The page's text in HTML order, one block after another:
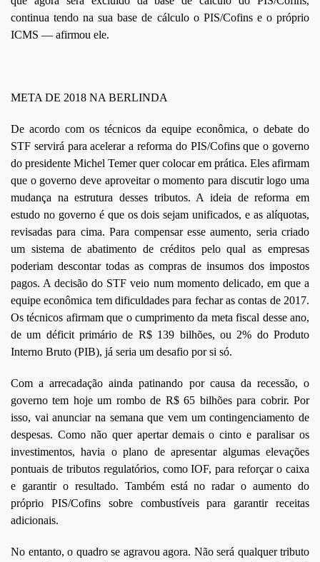
continua tendo na sua base de cálculo o PIS/Cofins e o próprio
ICMS — afirmou ele.
META DE 2018 NA BERLINDA
De acordo com os técnicos da equipe econômica, o debate do
STF servirá para acelerar a reforma do PIS/Cofins que o governo
do presidente Michel Temer quer colocar em prática. Eles afirmam
que o governo deve aproveitar o momento para discutir logo uma
mudança na estrutura desses tributos. A ideia de reforma em
estudo no governo é que os dois sejam unificados, e as alíquotas,
revisadas para cima. Para compensar esse aumento, seria criado
um sistema de abatimento de créditos pelo qual as empresas
poderiam descontar todas as compras de insumos dos impostos
pagos. A decisão do STF veio num momento delicado, em que a
equipe econômica tem dificuldades para fechar as contas de 2017.
Os técnicos afirmam que o cumprimento da meta fiscal desse ano,
de um déficit primário de R$ 139 bilhões, ou 2% do Produto
Interno Bruto (PIB), já seria um desafio por si só.
Com a arrecadação ainda patinando por causa da recessão, o
governo tem hoje um rombo de R$ 65 bilhões para cobrir. Por
isso, vai anunciar na semana que vem um contingenciamento de
despesas. Como não quer apertar demais o cinto e paralisar os
investimentos, havia o plano de apresentar algumas elevações
pontuais de tributos regulatórios, como IOF, para reforçar o caixa
e garantir o resultado. Também está no radar o aumento do
próprio PIS/Cofins sobre combustíveis para garantir receitas
adicionais.
No entanto, o quadro se agravou agora. Não será qualquer tributo